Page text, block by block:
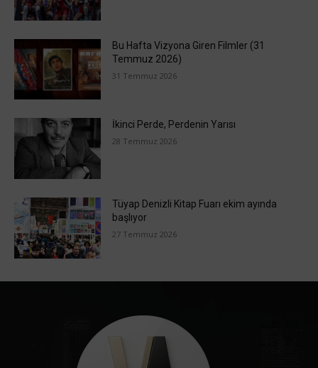
Bu Hafta Vizyona Giren Filmler (31
Temmuz 2026)
31 Temmuz 2026
İkinci Perde, Perdenin Yarısı
28 Temmuz 2026
Tüyap Denizli Kitap Fuarı ekim ayında
başlıyor
27 Temmuz 2026